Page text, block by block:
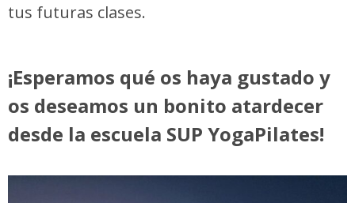
tus futuras clases.
¡Esperamos qué os haya gustado y
os deseamos un bonito atardecer
desde la escuela SUP YogaPilates!